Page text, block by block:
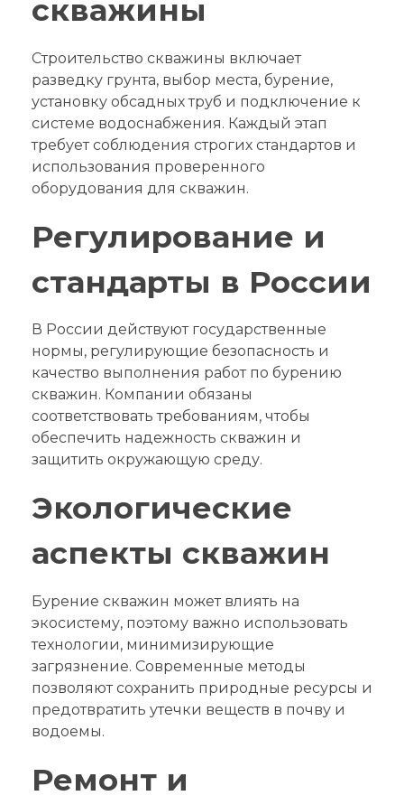
скважины
Строительство скважины включает
разведку грунта, выбор места, бурение,
установку обсадных труб и подключение к
системе водоснабжения. Каждый этап
требует соблюдения строгих стандартов и
использования проверенного
оборудования для скважин.
Регулирование и
стандарты в России
В России действуют государственные
нормы, регулирующие безопасность и
качество выполнения работ по бурению
скважин. Компании обязаны
соответствовать требованиям, чтобы
обеспечить надежность скважин и
защитить окружающую среду.
Экологические
аспекты скважин
Бурение скважин может влиять на
экосистему, поэтому важно использовать
технологии, минимизирующие
загрязнение. Современные методы
позволяют сохранить природные ресурсы и
предотвратить утечки веществ в почву и
водоемы.
Ремонт и